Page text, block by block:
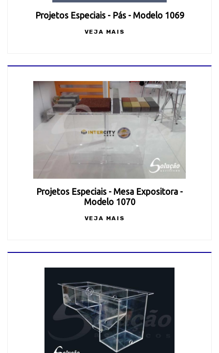
Projetos Especiais - Pás - Modelo 1069
VEJA MAIS
Projetos Especiais - Mesa Expositora -
Modelo 1070
VEJA MAIS